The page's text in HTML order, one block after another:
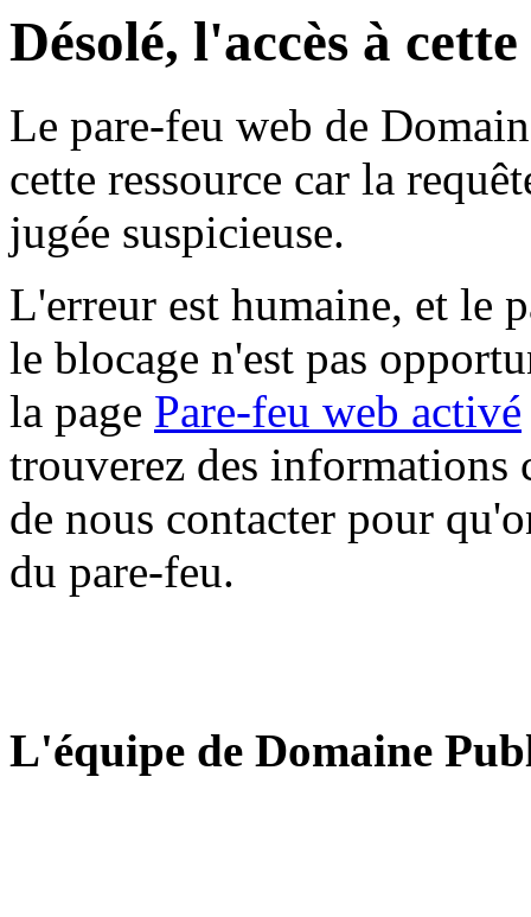
Désolé, l'accès à
Le pare-feu web de
cette ressource car la
jugée suspicieuse.
L'erreur est humaine, et le
le blocage n'est pas
la page Pare-feu web activé
trouverez des informations
de nous contacter pour
du pare-feu.
L'équipe de Domaine